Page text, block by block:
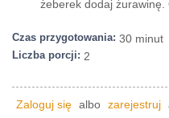
żeberek dodaj żurawinę.
Czas przygotowania: 30 minut
Liczba porcji: 2
Zaloguj się albo zarejestruj